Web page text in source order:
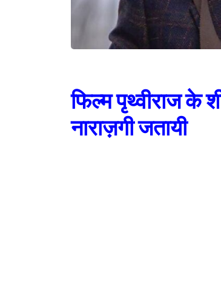
फिल्म पृथ्वीराज के
नाराज़गी जतायी